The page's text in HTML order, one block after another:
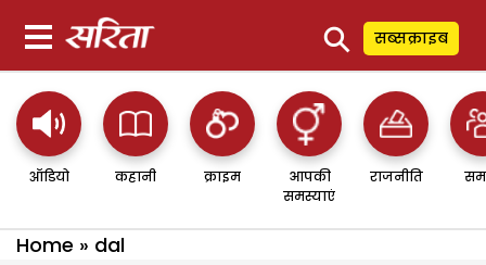
⚲ सब्सक्राइब
ऑडियो कहानी क्राइम
आपकी
समस्याएं
राजनीति
Home » dal